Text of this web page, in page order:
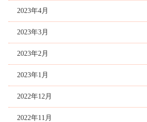
2023年4月
2023年3月
2023年2月
2023年1月
2022年12月
2022年11月